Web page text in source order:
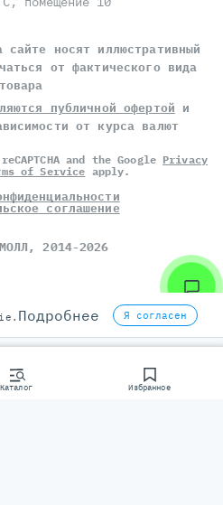
Каталог Избранное
сайте носят иллюстративный
от фактического вида
товара
публичной офертой и
от курса валют
and the Google Privacy
of Service apply.
соглашение
, 2014-2026
Подробнее Я согласен